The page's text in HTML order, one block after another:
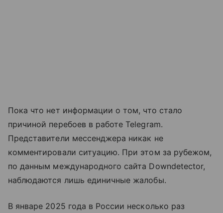
Пока что нет информации о том, что стало
причиной перебоев в работе Telegram.
Представители мессенджера никак не
комментировали ситуацию. При этом за рубежом,
по данным международного сайта Downdetector,
наблюдаются лишь единичные жалобы.
В январе 2025 года в России несколько раз